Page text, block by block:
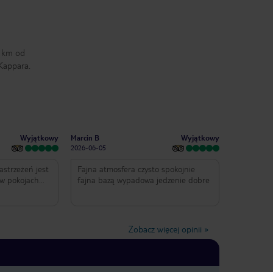
km od
Wyjątkowy
jest
pokojach
a
coś się
Marcin B
2026-06-05
Wyjątkowy
Fajna atmosfera czysto spokojnie
fajna bazą wypadowa jedzenie dobre
Zobacz więcej opinii »